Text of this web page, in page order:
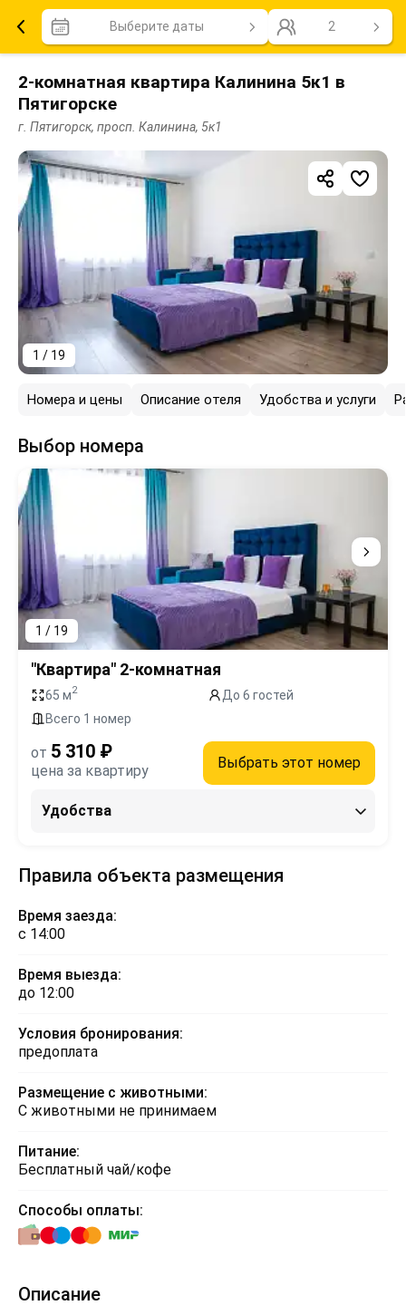
Выберите даты 2
2-комнатная квартира Калинина 5к1 в
Пятигорске
г. Пятигорск, просп. Калинина, 5к1
1 / 19
Номера и цены Описание отеля Удобства и услуги
Выбор номера
1 / 19
"Квартира" 2-комнатная
65 м2
До 6 гостей
Всего 1 номер
от 5 310 ₽
цена за квартиру Выбрать этот номер
Удобства
Правила объекта размещения
Время заезда:
с 14:00
Время выезда:
до 12:00
Условия бронирования:
предоплата
Размещение с животными:
С животными не принимаем
Питание:
Бесплатный чай/кофе
Способы оплаты:
Описание